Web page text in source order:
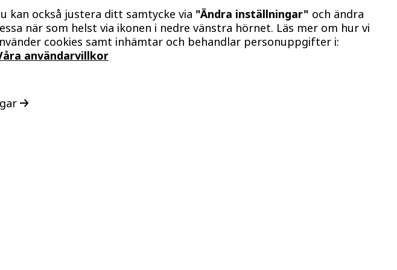
kan också justera ditt samtycke via "Ändra inställningar" och ändra
när som helst via ikonen i nedre vänstra hörnet. Läs mer om hur vi
cookies samt inhämtar och behandlar personuppgifter i:
användarvillkor